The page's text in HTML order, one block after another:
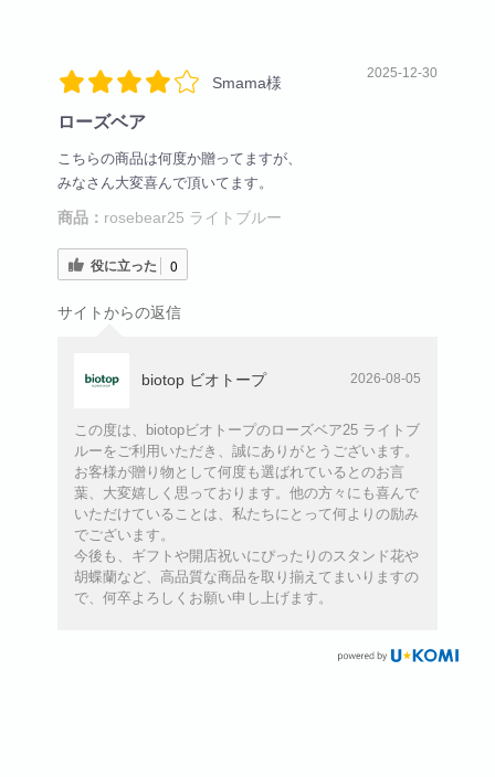
Smama様
2025-12-30
ローズベア
こちらの商品は何度か贈ってますが、
みなさん大変喜んで頂いてます。
商品： rosebear25 ライトブルー
役に立った 0
サイトからの返信
biotop ビオトープ 2026-08-05
この度は、biotopビオトープのローズベア25 ライトブ
ルーをご利用いただき、誠にありがとうございます。
お客様が贈り物として何度も選ばれているとのお言
葉、大変嬉しく思っております。他の方々にも喜んで
いただけていることは、私たちにとって何よりの励み
でございます。
今後も、ギフトや開店祝いにぴったりのスタンド花や
胡蝶蘭など、高品質な商品を取り揃えてまいりますの
で、何卒よろしくお願い申し上げます。